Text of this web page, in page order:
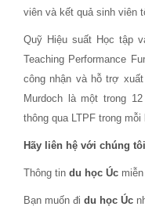
viên và kết quả sinh viên
Quỹ Hiệu suất Học tập
Teaching Performance
công nhận và hỗ trợ
Murdoch là một trong
thông qua LTPF trong
Hãy liên hệ với chúng
Thông tin du học Úc
Bạn muốn đi du học Úc